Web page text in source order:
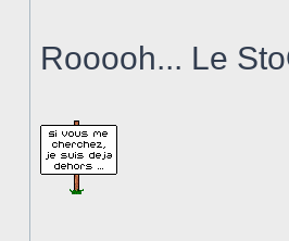
Rooooh... Le